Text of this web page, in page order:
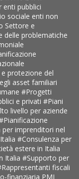
enti pubblici
sociale enti non
Settore e
delle problematiche
protezione del
asset familiari
#Progetti
e privati#Piani
livello per aziende
per imprenditori nel
#Consulenza per
estere in Italia
Italia#Supporto per
fiscali
finanziaria PMI